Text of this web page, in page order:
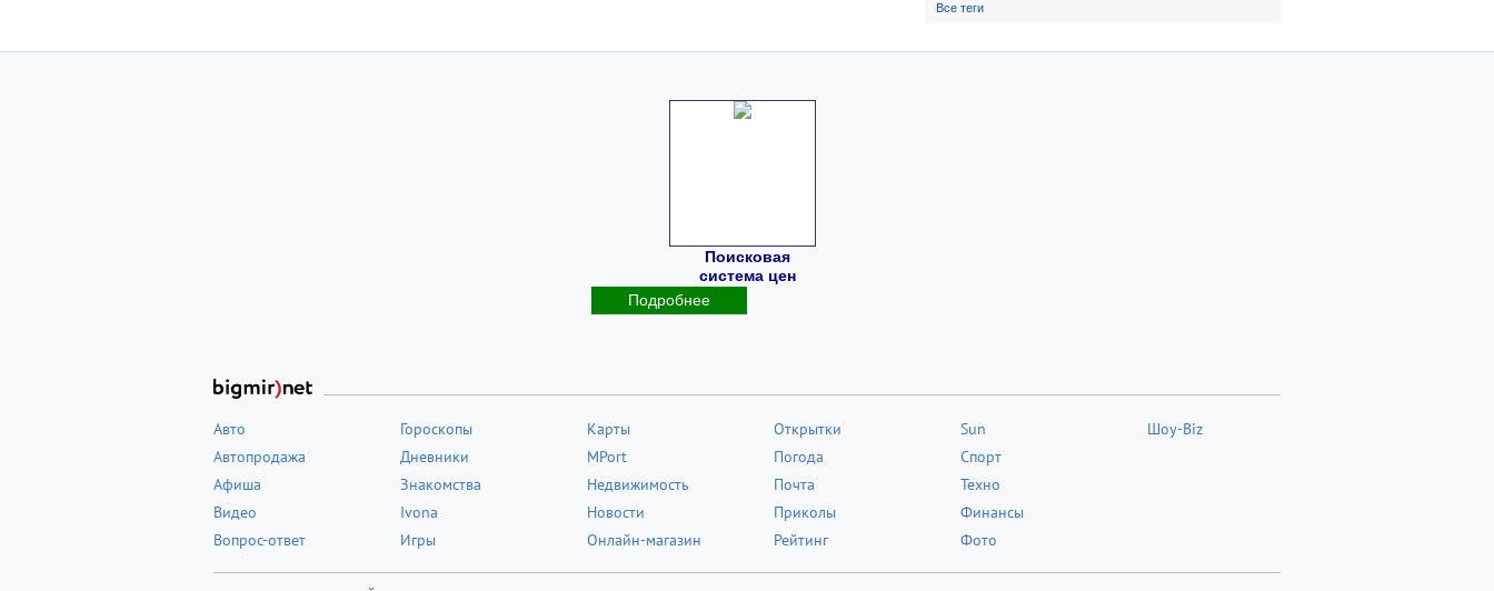
Все теги
Поисковая
система цен
Подробнее
Авто
Автопродажа
Афиша
Видео
Вопрос-ответ
Гороскопы
Дневники
Знакомства
Ivona
Игры
Карты
MPort
Недвижимость
Новости
Онлайн-магазин
Открытки
Погода
Почта
Приколы
Рейтинг
Sun
Спорт
Техно
Финансы
Фото
Шоу-Biz